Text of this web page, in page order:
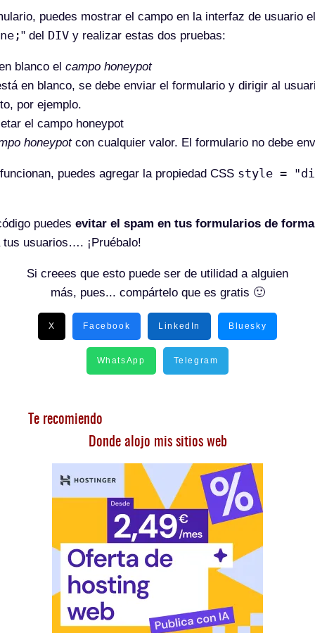
puedes mostrar el campo en la interfaz de usuario
" del DIV y realizar estas dos pruebas:
blanco el campo honeypot
en blanco, se debe enviar el formulario y dirigir al
por ejemplo.
el campo honeypot
honeypotcon cualquier valor. El formulario no debe
puedes agregar la propiedad CSS style =
puedes evitar el spam en tus formularios de
tus usuarios…. ¡Pruébalo!
Si creees que esto puede ser de utilidad a alguien
más, pues... compártelo que es gratis 🙂
X Facebook LinkedIn Bluesky
WhatsApp Telegram
Te recomiendo
Donde alojo mis sitios web